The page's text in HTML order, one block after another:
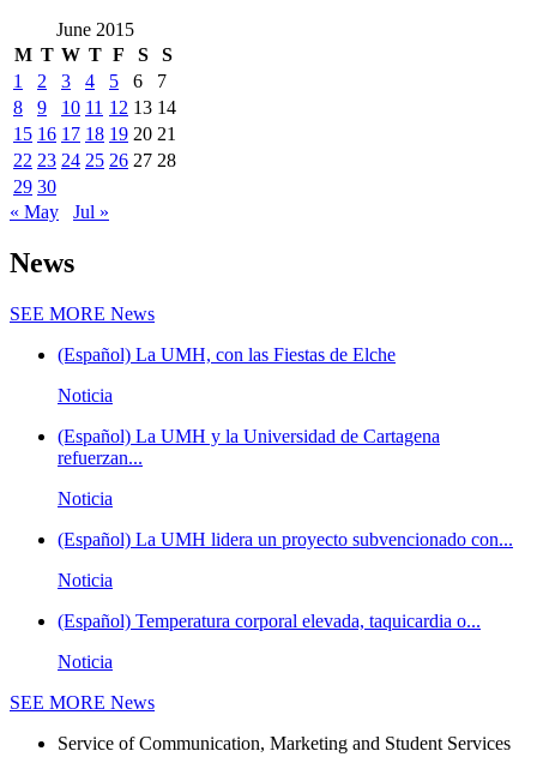
June 2015
M T W T F S
S
1
2 3 4 5 6
7
8
9 10 11 12 13 14
15 16 17 18 19 20 21
22 23 24 25 26 27 28
29 30
« May
Jul »
News
SEE MORE News
(Español) La UMH, con las Fiestas de Elche
Noticia
(Español) La UMH y la Universidad de Cartagena
refuerzan...
Noticia
(Español) La UMH lidera un proyecto subvencionado con...
Noticia
(Español) Temperatura corporal elevada, taquicardia o...
Noticia
SEE MORE News
Service of Communication, Marketing and Student Services